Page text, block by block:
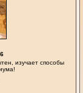
изучает способы